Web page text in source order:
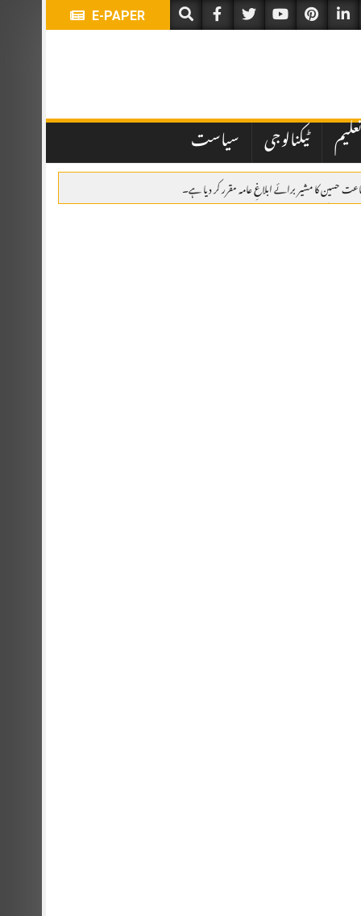
E-PAPER
تعلیم ٹیکنالوجی سیاست
حسین کا مشیر برائے ابلاغِ عامہ مقرر کر دیا ہے۔
کی چادریں، قرآن خوانی اور خصوصی تقریب
میں مقررین کا عزم